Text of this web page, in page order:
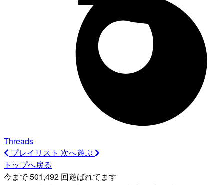
Threads
プレイリスト 次へ遊ぶ
トップへ戻る
今まで 501,492 回遊ばれてます